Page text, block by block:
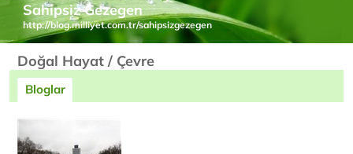
Sahipsiz Gezegen
http://blog.milliyet.com.tr/sahipsizgezegen
Doğal Hayat / Çevre
Bloglar